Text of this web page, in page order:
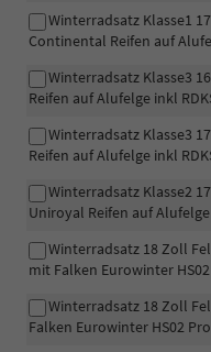
Winterradsatz Klasse1
Continental Reifen auf
Winterradsatz Klasse3
Reifen auf Alufelge inkl
Winterradsatz Klasse3
Reifen auf Alufelge inkl
Winterradsatz Klasse2
Uniroyal Reifen auf
Winterradsatz 18 Zoll
mit Falken Eurowinter
Winterradsatz 18 Zoll
Falken Eurowinter HS02 Pro